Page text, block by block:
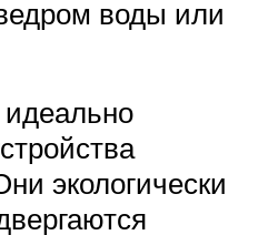
воды или
экологически